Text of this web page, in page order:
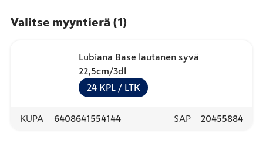
Valitse myyntierä (1)
Lubiana Base lautanen syvä
22,5cm/3dl
24 KPL / LTK
KUPA 6408641554144 SAP 20455884